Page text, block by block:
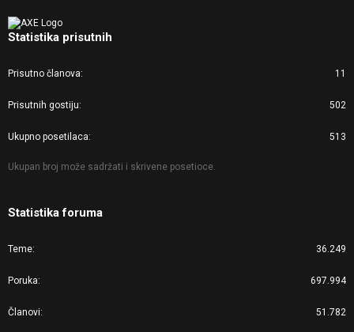
Statistika prisutnih
Prisutno članova 11
Prisutnih gostiju 502
Ukupno posetilaca 513
Ukupan broj može sadržati i skrivene posetioce.
Statistika foruma
Teme 36.249
Poruka 697.994
Članovi 51.782